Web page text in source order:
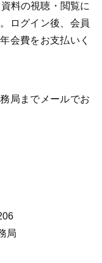
料の視聴・閲覧に
ログイン後、会員
会費をお支払いく
局までメールでお
局